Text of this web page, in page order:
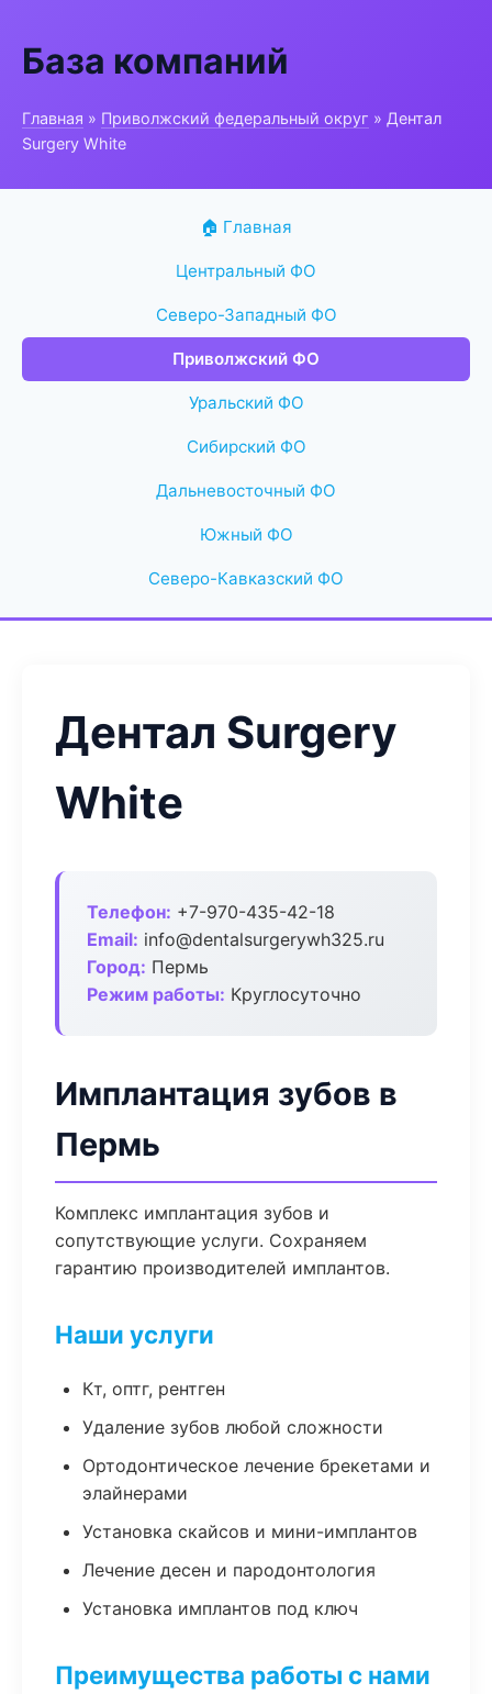
База компаний
Главная » Приволжский федеральный округ » Дентал
Surgery White
🏠 Главная
Центральный ФО
Северо-Западный ФО
Приволжский ФО
Уральский ФО
Сибирский ФО
Дальневосточный ФО
Южный ФО
Северо-Кавказский ФО
Дентал Surgery
White
Телефон: +7-970-435-42-18
Email: info@dentalsurgerywh325.ru
Город: Пермь
Режим работы: Круглосуточно
Имплантация зубов в
Пермь
Комплекс имплантация зубов и
сопутствующие услуги. Сохраняем
гарантию производителей имплантов.
Наши услуги
Кт, оптг, рентген
Удаление зубов любой сложности
Ортодонтическое лечение брекетами и
элайнерами
Установка скайсов и мини-имплантов
Лечение десен и пародонтология
Установка имплантов под ключ
Преимущества работы с нами